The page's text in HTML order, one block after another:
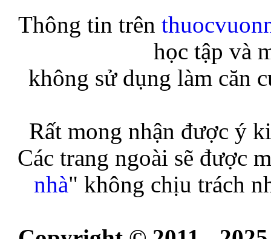
Thông tin trên
học tập và
không sử dụng làm căn
Rất mong nhận được ý
Các trang ngoài sẽ được
nhà" không chịu trách